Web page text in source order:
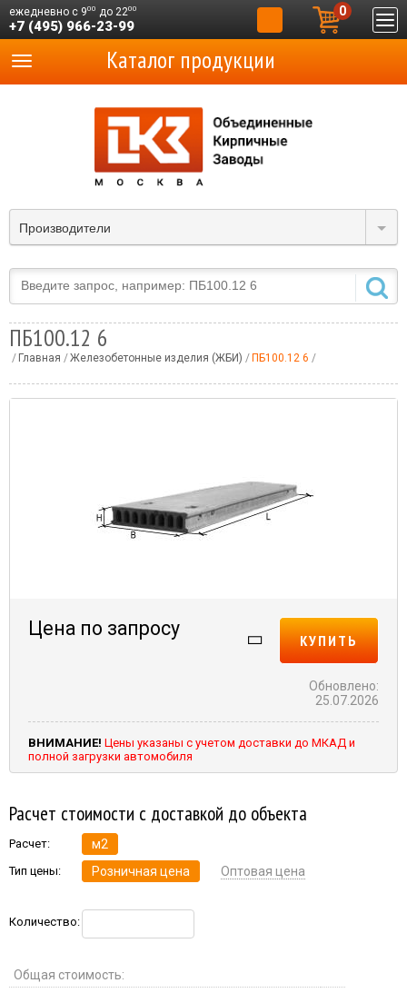
ежедневно с 900 до 2200
+7 (495) 966-23-99
0
Производители
Каталог продукции
ПБ100.12 6
Главная Железобетонные изделия (ЖБИ) ПБ100.12 6
Цена по запросу
КУПИТЬ
Обновлено:
25.07.2026
ВНИМАНИЕ! Цены указаны с учетом доставки до МКАД и
полной загрузки автомобиля
Расчет стоимости с доставкой до объекта
Расчет: м2
Тип цены: Розничная цена Оптовая цена
Количество:
Общая стоимость: